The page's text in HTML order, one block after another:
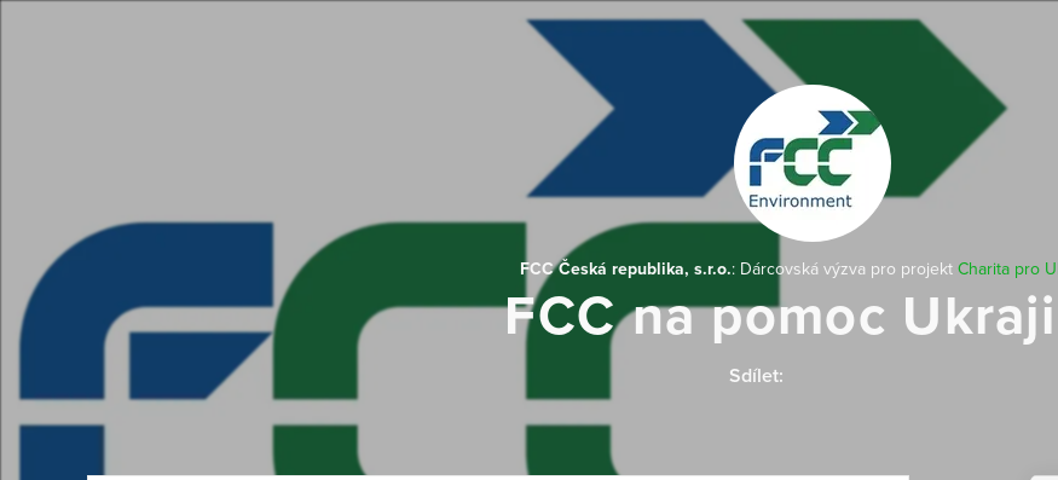
FCC Česká republika, s.r.o.: Dárcovská výzva pro projekt Charita pro
FCC na pomoc
Sdílet: